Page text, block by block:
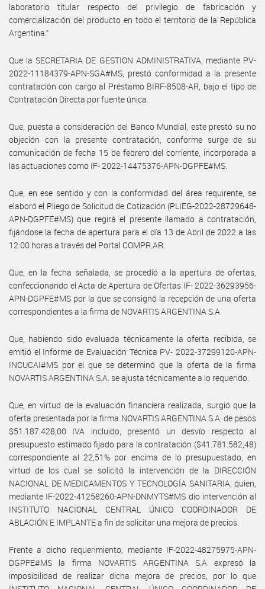
laboratorio titular respecto del privilegio de fabricación y
comercialización del producto en todo el territorio de la República
Argentina.”
Que la SECRETARIA DE GESTION ADMINISTRATIVA, mediante PV-
2022-11184379-APN-SGA#MS, prestó conformidad a la presente
contratación con cargo al Préstamo BIRF-8508-AR, bajo el tipo de
Contratación Directa por fuente única.
Que, puesta a consideración del Banco Mundial, este prestó su no
objeción con la presente contratación, conforme surge de su
comunicación de fecha 15 de febrero del corriente, incorporada a
las actuaciones como IF- 2022-14475376-APN-DGPFE#MS.
Que, en ese sentido y con la conformidad del área requirente, se
elaboró el Pliego de Solicitud de Cotización (PLIEG-2022-28729648-
APN-DGPFE#MS) que regirá el presente llamado a contratación,
fijándose la fecha de apertura para el día 13 de Abril de 2022 a las
12:00 horas a través del Portal COMPR.AR.
Que, en la fecha señalada, se procedió a la apertura de ofertas,
confeccionando el Acta de Apertura de Ofertas IF- 2022-36293956-
APN-DGPFE#MS por la que se consignó la recepción de una oferta
correspondientes a la firma de NOVARTIS ARGENTINA S.A
Que, habiendo sido evaluada técnicamente la oferta recibida, se
emitió el Informe de Evaluación Técnica PV- 2022-37299120-APN-
INCUCAI#MS por el que se determinó que la oferta de la firma
NOVARTIS ARGENTINA S.A. se ajusta técnicamente a lo requerido.
Que, en virtud de la evaluación financiera realizada, surgió que la
oferta presentada por la firma NOVARTIS ARGENTINA S.A. de pesos
$51.187.428,00 IVA incluido, presentó un desvío respecto al
presupuesto estimado fijado para la contratación ($41.781.582,48)
correspondiente al 22,51% por encima de lo presupuestado, en
virtud de los cual se solicitó la intervención de la DIRECCIÓN
NACIONAL DE MEDICAMENTOS Y TECNOLOGÍA SANITARIA, quien,
mediante IF-2022-41258260-APN-DNMYTS#MS dio intervención al
INSTITUTO NACIONAL CENTRAL ÚNICO COORDINADOR DE
ABLACIÓN E IMPLANTE a fin de solicitar una mejora de precios.
Frente a dicho requerimiento, mediante IF-2022-48275975-APN-
DGPFE#MS la firma NOVARTIS ARGENTINA S.A expresó la
imposibilidad de realizar dicha mejora de precios, por lo que